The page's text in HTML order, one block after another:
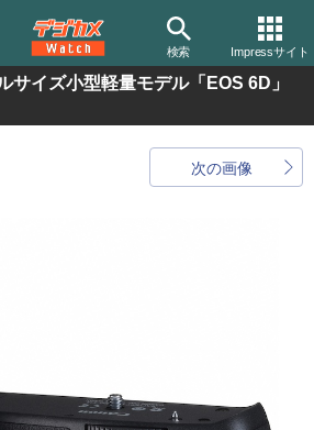
検索 Impressサイト
サイズ小型軽量モデル「EOS 6D」
次の画像